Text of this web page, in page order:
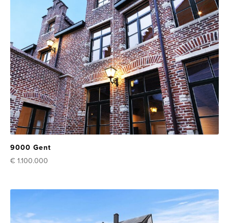
9000 Gent
€ 1.100.000